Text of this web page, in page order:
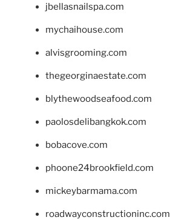
jbellasnailspa.com
mychaihouse.com
alvisgrooming.com
thegeorginaestate.com
blythewoodseafood.com
paolosdelibangkok.com
bobacove.com
phoone24brookfield.com
mickeybarmama.com
roadwayconstructioninc.com